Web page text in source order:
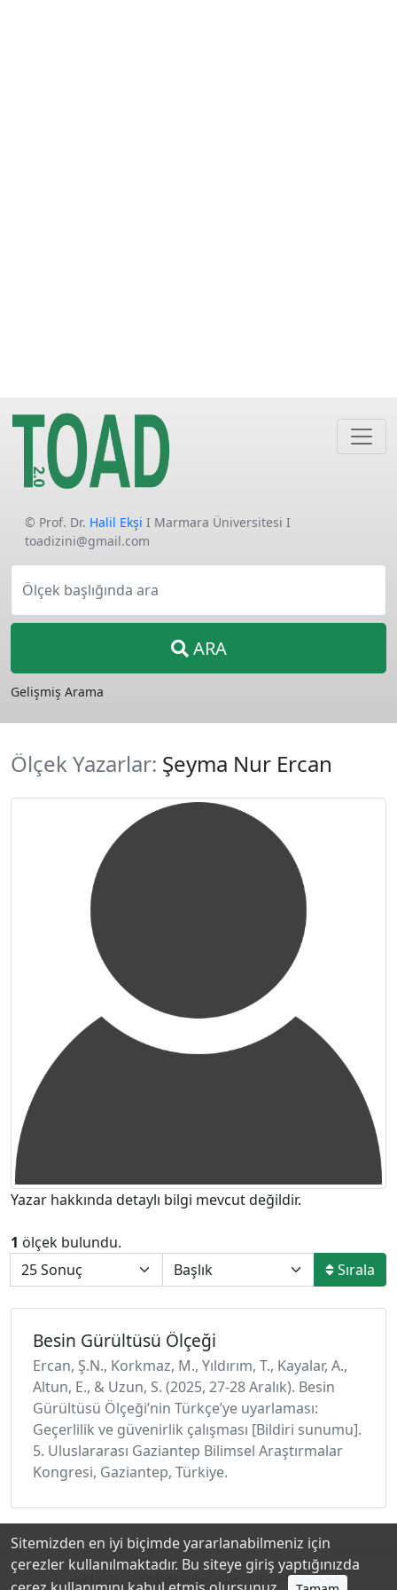
© Prof. Dr. Halil Ekşi I Marmara Üniversitesi I
toadizini@gmail.com
Ölçek başlığında ara
ARA
Gelişmiş Arama
Ölçek Yazarlar: Şeyma Nur Ercan
Yazar hakkında detaylı bilgi mevcut değildir.
1 ölçek bulundu.
Sırala
Besin Gürültüsü Ölçeği
Ercan, Ş.N., Korkmaz, M., Yıldırım, T., Kayalar, A.,
Altun, E., & Uzun, S. (2025, 27-28 Aralık). Besin
Gürültüsü Ölçeğı̇’nı̇n Türkçe’ye uyarlaması:
Geçerlı̇lı̇k ve güvenı̇rlı̇k çalışması [Bildiri sunumu].
5. Uluslararası Gaziantep Bilimsel Araştırmalar
Kongresi, Gaziantep, Türkiye.
Hakkında Katkıda Bulunanlar Gizlilik Politikası
Sitemizden en iyi biçimde yararlanabilmeniz için
çerezler kullanılmaktadır. Bu siteye giriş yaptığınızda